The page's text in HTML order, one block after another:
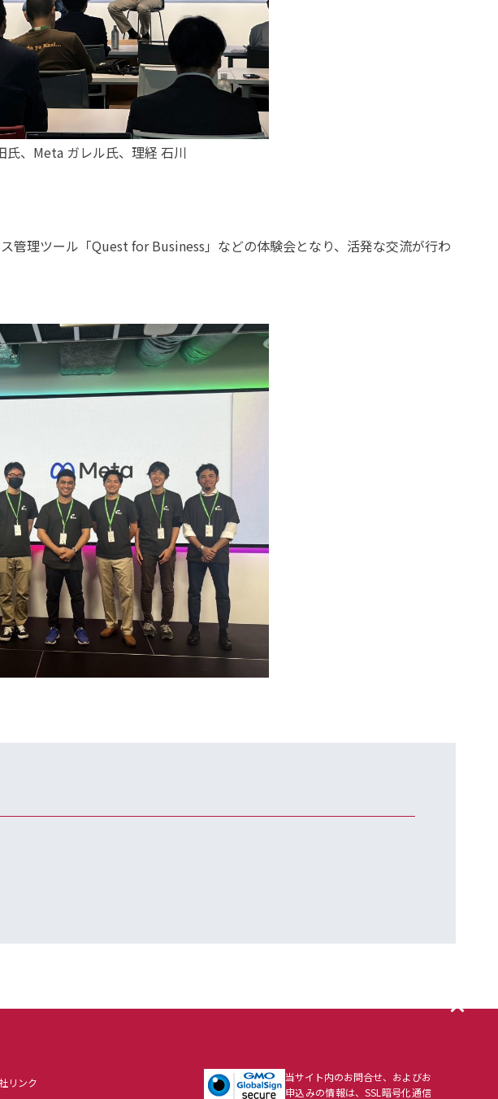
氏、Meta ガレル氏、理経 石川
管理ツール「Quest for Business」などの体験会となり、活発な交流が行わ
リンク
当サイト内のお問合せ、およびお
申込みの情報は、SSL暗号化通信